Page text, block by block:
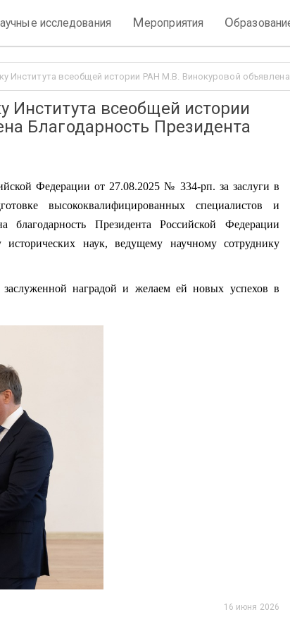
аучные исследования Мероприятия О
Института всеобщей истории РАН М.В. Винокуровой
Института всеобщей истории
Благодарность Президента
Федерации от 27.08.2025 № 334-рп. за заслуги в
высококвалифицированных специалистов и
благодарность Президента Российской Федерации
наук, ведущему научному сотруднику
наградой и желаем ей новых успехов в
16 июня 2026